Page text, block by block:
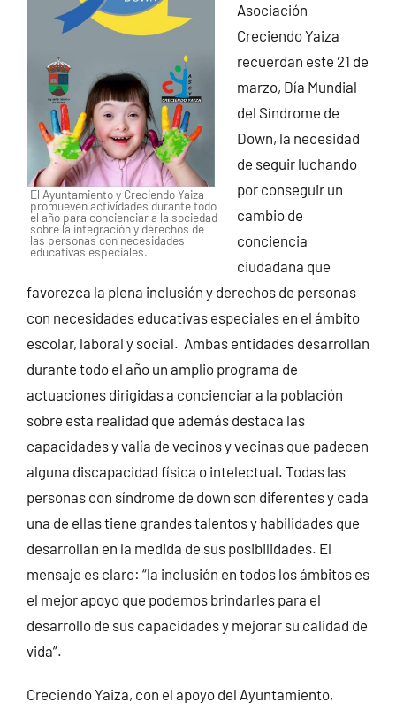
El Ayuntamiento y Creciendo Yaiza
promueven actividades durante todo
el año para concienciar a la sociedad
sobre la integración y derechos de
las personas con necesidades
educativas especiales.
Asociación
Creciendo Yaiza
recuerdan este 21 de
marzo, Día Mundial
del Síndrome de
Down, la necesidad
de seguir luchando
por conseguir un
cambio de
conciencia
ciudadana que
favorezca la plena inclusión y derechos de personas
con necesidades educativas especiales en el ámbito
escolar, laboral y social. Ambas entidades desarrollan
durante todo el año un amplio programa de
actuaciones dirigidas a concienciar a la población
sobre esta realidad que además destaca las
capacidades y valía de vecinos y vecinas que padecen
alguna discapacidad física o intelectual. Todas las
personas con síndrome de down son diferentes y cada
una de ellas tiene grandes talentos y habilidades que
desarrollan en la medida de sus posibilidades. El
mensaje es claro: “la inclusión en todos los ámbitos es
el mejor apoyo que podemos brindarles para el
desarrollo de sus capacidades y mejorar su calidad de
vida”.
Creciendo Yaiza, con el apoyo del Ayuntamiento,